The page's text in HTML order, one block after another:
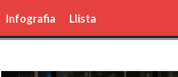
Infografia Llista